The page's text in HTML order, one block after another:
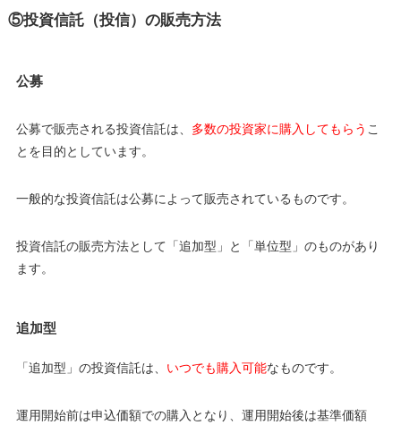
⑤投資信託（投信）の販売方法
公募
公募で販売される投資信託は、 多数の投資家に購入してもらう こ
とを目的としています。
一般的な投資信託は公募によって販売されているものです。
投資信託の販売方法として「追加型」と「単位型」のものがあり
ます。
追加型
「追加型」の投資信託は、 いつでも購入可能なものです。
運用開始前は申込価額での購入となり、運用開始後は基準価額